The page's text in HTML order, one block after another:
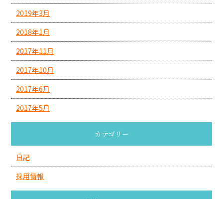
2019年3月
2018年1月
2017年11月
2017年10月
2017年6月
2017年5月
カテゴリー
日記
採用情報